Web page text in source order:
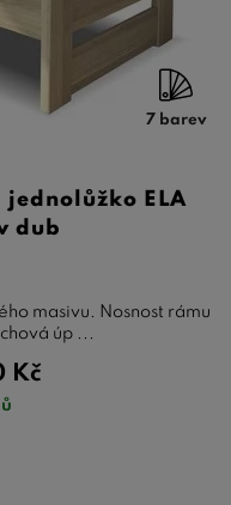
7 barev
jednolůžko ELA
dub
masivu. Nosnost rámu
úp ...
Kč